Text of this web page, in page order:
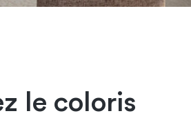
le coloris